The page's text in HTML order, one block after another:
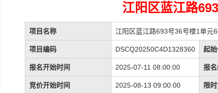
江阳区蓝江路
项目名称 江阳区蓝江路693号36号楼1单元
项目编码 DSCQ20250C4D1328360 起
报名开始时间 2025-07-11 08:00:00 报
竞价开始时间 2025-08-13 09:00:00 限